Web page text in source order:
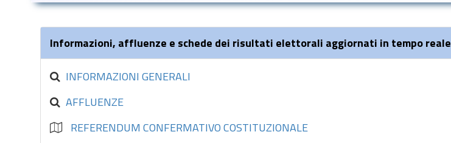
Informazioni, affluenze e schede dei risultati elettorali aggiornati in tempo reale
INFORMAZIONI GENERALI
AFFLUENZE
REFERENDUM CONFERMATIVO COSTITUZIONALE